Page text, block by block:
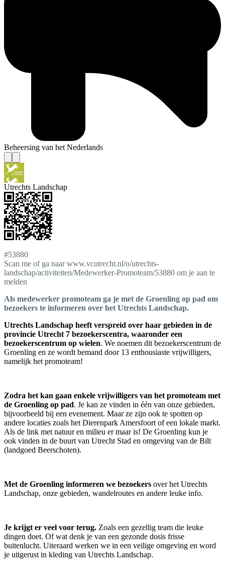
Beheersing van het Nederlands
Utrechts Landschap
#53880
Scan me of ga naar www.vcutrecht.nl/o/utrechts-
landschap/activiteiten/Medewerker-Promoteam/53880 om je aan te
melden
Als medewerker promoteam ga je met de Groenling op pad om
bezoekers te informeren over het Utrechts Landschap.
Utrechts Landschap heeft verspreid over haar gebieden in de
provincie Utrecht 7 bezoekerscentra, waaronder een
bezoekerscentrum op wielen. We noemen dit bezoekerscentrum de
Groenling en ze wordt bemand door 13 enthousiaste vrijwilligers,
namelijk het promoteam!
Zodra het kan gaan enkele vrijwilligers van het promoteam met
de Groenling op pad. Je kan ze vinden in één van onze gebieden,
bijvoorbeeld bij een evenement. Maar ze zijn ook te spotten op
andere locaties zoals het Dierenpark Amersfoort of een lokale markt.
Als de link met natuur en milieu er maar is! De Groenling kun je
ook vinden in de buurt van Utrecht Stad en omgeving van de Bilt
(landgoed Beerschoten).
Met de Groenling informeren we bezoekers over het Utrechts
Landschap, onze gebieden, wandelroutes en andere leuke info.
Je krijgt er veel voor terug. Zoals een gezellig team die leuke
dingen doet. Of wat denk je van een gezonde dosis frisse
buitenlucht. Uiteraard werken we in een veilige omgeving en word
je uitgerust in kleding van Utrechts Landschap.